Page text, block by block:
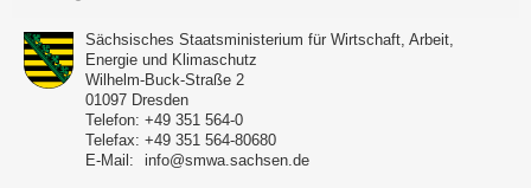
Sächsisches Staatsministerium für Wirtschaft, Arbeit,
Energie und Klimaschutz
Wilhelm-Buck-Straße 2
01097 Dresden
Telefon: +49 351 564-0
Telefax: +49 351 564-80680
E-Mail:
info@smwa.sachsen.de